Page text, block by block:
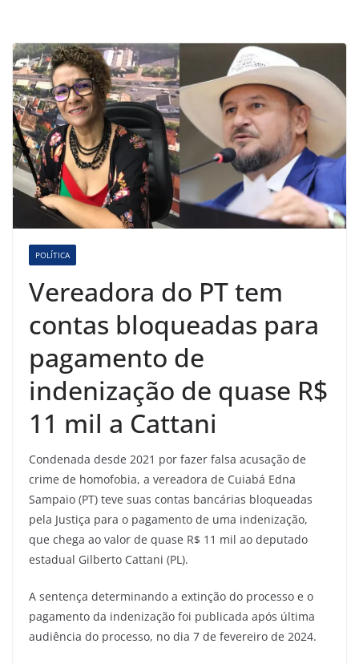
POLÍTICA
Vereadora do PT tem
contas bloqueadas para
pagamento de
indenização de quase R$
11 mil a Cattani
Condenada desde 2021 por fazer falsa acusação de
crime de homofobia, a vereadora de Cuiabá Edna
Sampaio (PT) teve suas contas bancárias bloqueadas
pela Justiça para o pagamento de uma indenização,
que chega ao valor de quase R$ 11 mil ao deputado
estadual Gilberto Cattani (PL).
A sentença determinando a extinção do processo e o
pagamento da indenização foi publicada após última
audiência do processo, no dia 7 de fevereiro de 2024.